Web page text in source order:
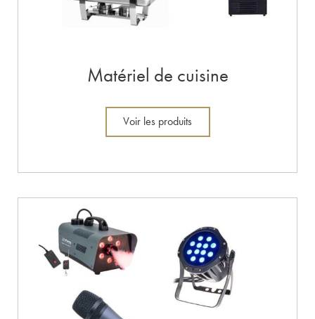
Matériel de cuisine
Voir les produits